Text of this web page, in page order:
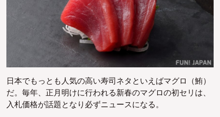
日本でもっとも人気の高い寿司ネタといえばマグロ（鮪）
だ。毎年、正月明けに行われる新春のマグロの初セリは、
入札価格が話題となり必ずニュースになる。